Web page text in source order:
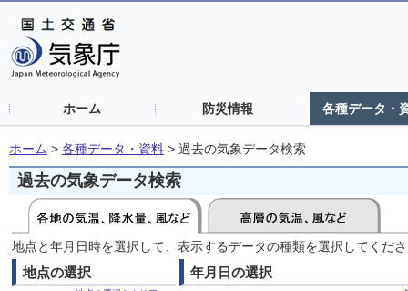
ホーム 防災情報 各種データ・
ホーム > 各種データ・資料 > 過去の気象データ検索
過去の気象データ検索
地点と年月日時を選択して、表示するデータの種類を選択してくだ
地点の選択 年月日の選択